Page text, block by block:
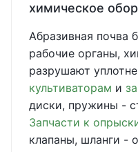
химическое
Абразивная почва
рабочие органы,
разрушают
культиваторам и
диски, пружины -
Запчасти к
клапаны, шланги -